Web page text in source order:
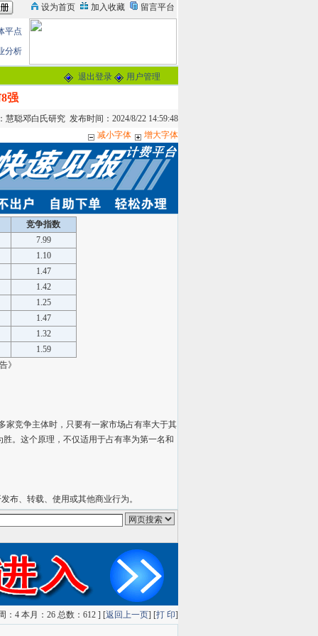
平点
分析
退出登录 用户管理
强
聪邓白氏研究 发布时间：2024/8/22 14:59:48
减小字体
增大字体
竞争指数
7.99
1.10
1.47
1.42
1.25
1.47
1.32
1.59
》
竞争主体时，只要有一家市场占有率大于其
。这个原理，不仅适用于占有率为第一名和
布、转载、使用或其他商业行为。
有道搜索
：4 本月：26 总数：612 ] [返回上一页] [打 印]